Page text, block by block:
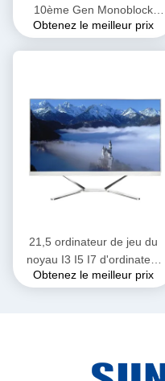
10ème Gen Monoblock
Computer de PCs de jeu
Obtenez le meilleur prix
21,5 ordinateur de jeu du
noyau I3 I5 I7 d'ordinateur
de bureau de pouce AIO
Obtenez le meilleur prix